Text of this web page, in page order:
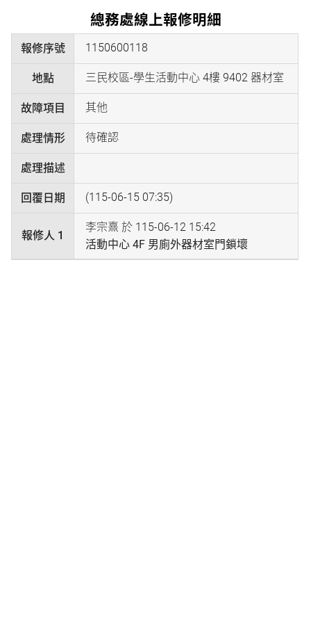
總務處線上報修明細
報修序號 1150600118
地點 三民校區-學生活動中心 4樓 9402 器材室
故障項目 其他
處理情形 待確認
處理描述
回覆日期 (115-06-15 07:35)
報修人 1
李宗熹 於 115-06-12 15:42
活動中心 4F 男廁外器材室門鎖壞